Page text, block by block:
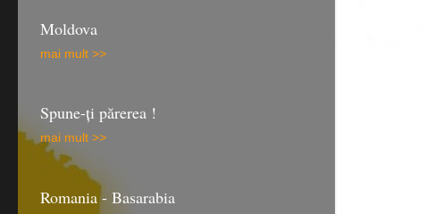
Moldova
mai mult >>
Spune-ţi părerea !
mai mult >>
Romania - Basarabia